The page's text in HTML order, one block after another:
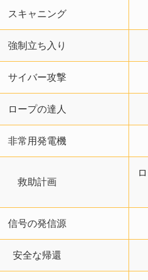
スキャニング
強制立ち入り
サイバー攻撃
ロープの達人
非常用発電機
救助計画
信号の発信源
安全な帰還